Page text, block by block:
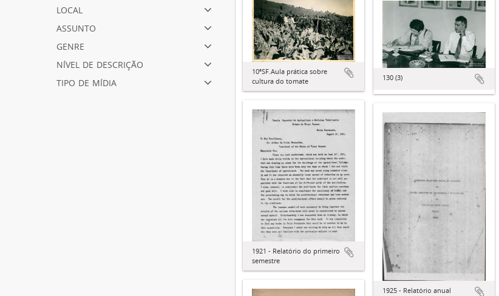
local
assunto
genre
nível de descrição
tipo de mídia
10ªSF.Aula prática sobre
cultura do tomate
130 (3)
1921 - Relatório do primeiro
semestre
1925 - Relatório anual